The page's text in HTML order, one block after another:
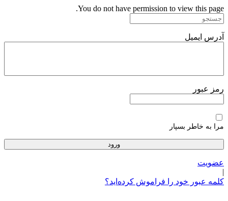
پرش
به
You do not have permission to view this page.
آدرس ایمیل
رمز عبور
مرا به خاطر بسپار
عضویت
|
کلمه عبور خود را فراموش کرده‌اید؟